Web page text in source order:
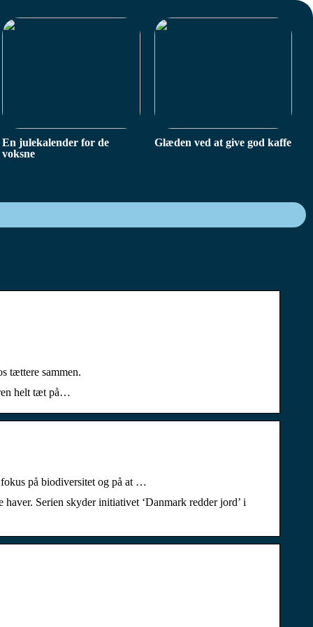
En julekalender for de
voksne
Glæden ved at give god kaffe
tættere sammen.
helt tæt på…
på biodiversitet og på at …
Serien skyder initiativet ‘Danmark redder jord’ i